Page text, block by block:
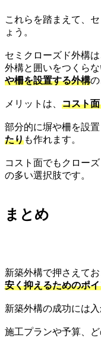
これらを踏まえて、
ょう。
セミクローズド外構
外構と囲いをつくら
や柵を設置する外構の
メリットは、 コスト
部分的に塀や柵を設
たりも作れます。
コスト面でもクロー
の多い選択肢です。
まとめ
新築外構で押さえて
安く抑えるためのポ
新築外構の成功には
施工プランや予算、